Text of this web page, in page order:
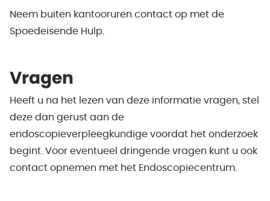
Neem buiten kantooruren contact op met de
Spoedeisende Hulp.
Vragen
Heeft u na het lezen van deze informatie vragen, stel
deze dan gerust aan de
endoscopieverpleegkundige voordat het onderzoek
begint. Voor eventueel dringende vragen kunt u ook
contact opnemen met het Endoscopiecentrum.